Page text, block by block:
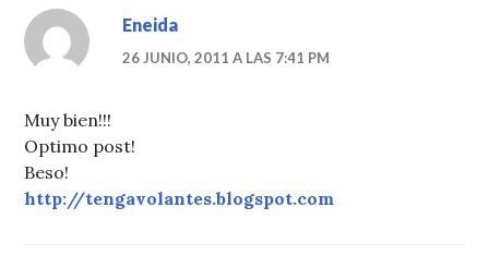
Eneida
26 JUNIO, 2011 A LAS 7:41 PM
Muy bien!!!
Optimo post!
Beso!
http://tengavolantes.blogspot.com